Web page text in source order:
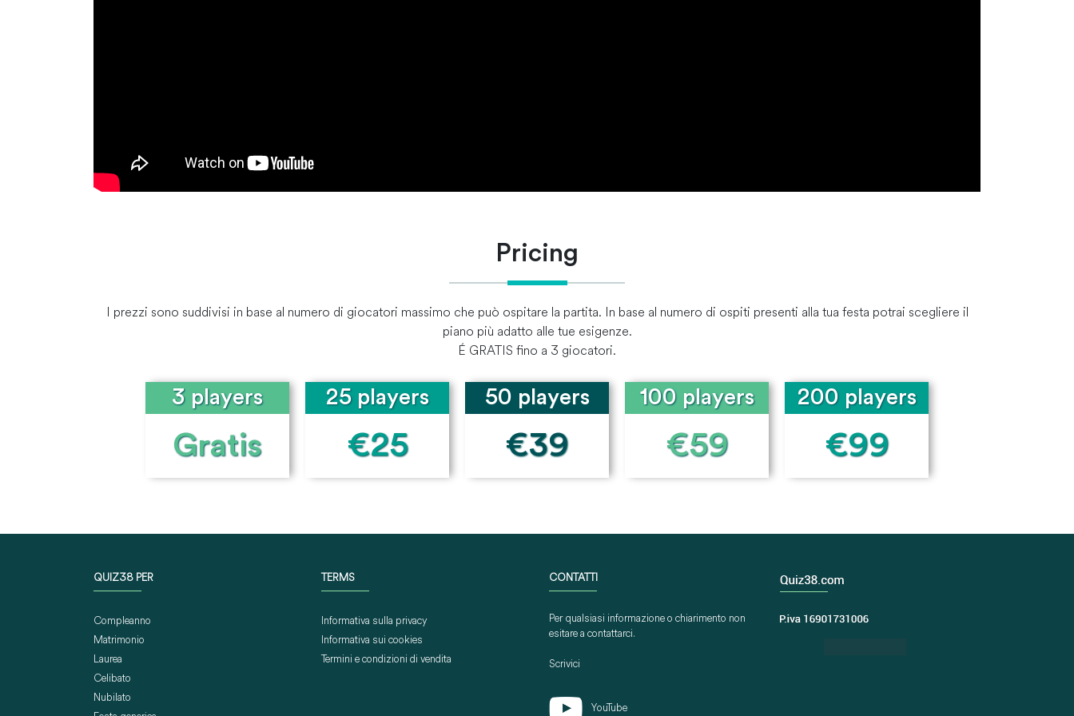
Pricing
I prezzi sono suddivisi in base al numero di giocatori massimo che può ospitare la partita. In base al numero di ospiti presenti alla tua festa potrai scegliere il
piano più adatto alle tue esigenze.
É GRATIS fino a 3 giocatori.
3 players
Gratis
25 players
€25
50 players
€39
100 players
€59
200 players
€99
QUIZ38 PER
Compleanno
Matrimonio
Laurea
Celibato
Nubilato
TERMS
Informativa sulla privacy
Informativa sui cookies
Termini e condizioni di vendita
CONTATTI
Per qualsiasi informazione o chiarimento non
esitare a contattarci.
Scrivici
YouTube